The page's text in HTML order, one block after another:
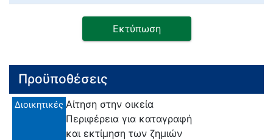
Εκτύπωση
Προϋποθέσεις
Διοικητικές Αίτηση στην οικεία
Περιφέρεια για καταγραφή
και εκτίμηση των ζημιών